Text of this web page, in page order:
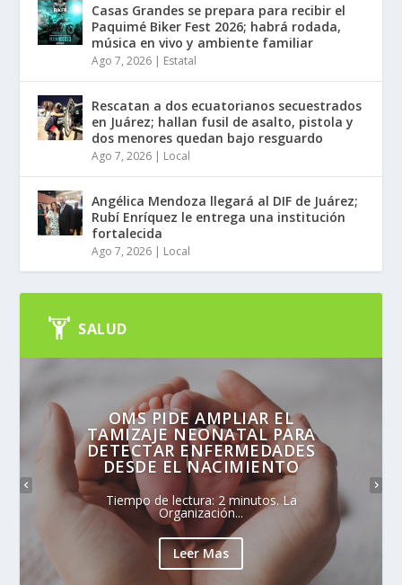
Casas Grandes se prepara para recibir el
Paquimé Biker Fest 2026; habrá rodada,
música en vivo y ambiente familiar
Ago 7, 2026 | Estatal
Rescatan a dos ecuatorianos secuestrados
en Juárez; hallan fusil de asalto, pistola y
dos menores quedan bajo resguardo
Ago 7, 2026 | Local
Angélica Mendoza llegará al DIF de Juárez;
Rubí Enríquez le entrega una institución
fortalecida
Ago 7, 2026 | Local
SALUD
OMS PIDE AMPLIAR EL
TAMIZAJE NEONATAL PARA
DETECTAR ENFERMEDADES
DESDE EL NACIMIENTO
Tiempo de lectura: 2 minutos. La
Organización...
Leer Mas